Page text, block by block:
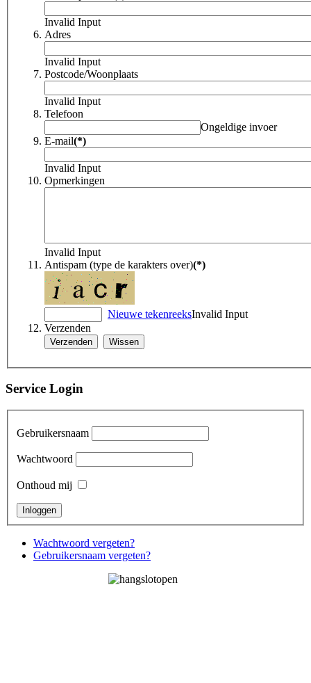
Invalid Input
Adres
Invalid Input
Postcode/Woonplaats
Invalid Input
Telefoon
Ongeldige invoer
E-mail(*)
Invalid Input
Opmerkingen
Invalid Input
Antispam (type de karakters over)(*)
Nieuwe tekenreeksInvalid Input
Verzenden
Service Login
Gebruikersnaam
Wachtwoord
Onthoud mij
Wachtwoord vergeten?
Gebruikersnaam vergeten?